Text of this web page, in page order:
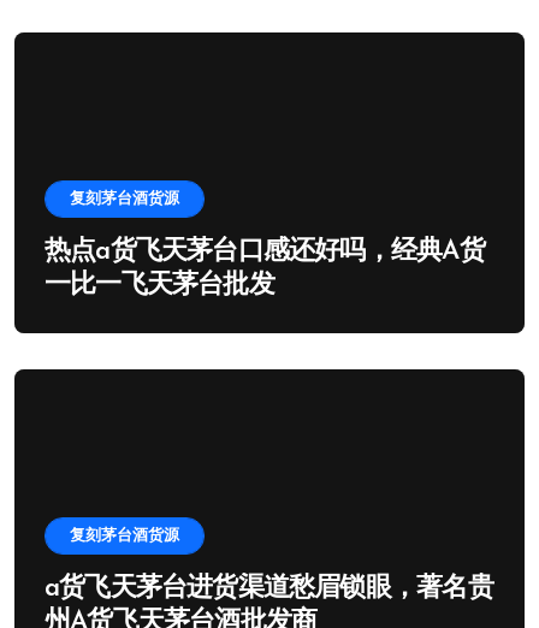
复刻茅台酒货源
热点a货飞天茅台口感还好吗，经典A货
一比一飞天茅台批发
复刻茅台酒货源
a货飞天茅台进货渠道愁眉锁眼，著名贵
州A货飞天茅台酒批发商